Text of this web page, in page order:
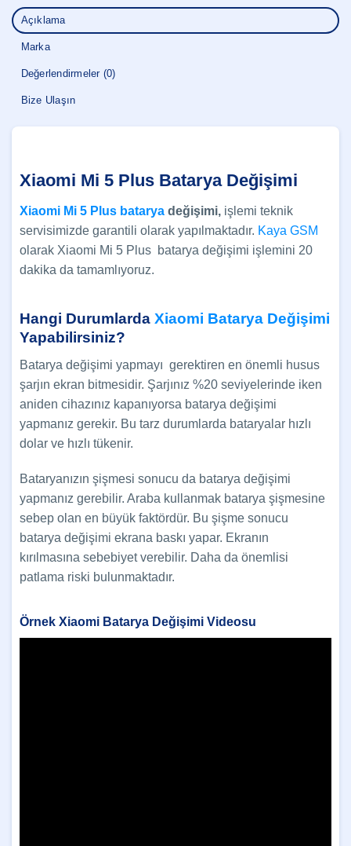
Açıklama
Marka
Değerlendirmeler (0)
Bize Ulaşın
Xiaomi Mi 5 Plus Batarya Değişimi
Xiaomi Mi 5 Plus batarya değişimi, işlemi teknik
servisimizde garantili olarak yapılmaktadır. Kaya GSM
olarak Xiaomi Mi 5 Plus batarya değişimi işlemini 20
dakika da tamamlıyoruz.
Hangi Durumlarda Xiaomi Batarya Değişimi
Yapabilirsiniz?
Batarya değişimi yapmayı gerektiren en önemli husus
şarjın ekran bitmesidir. Şarjınız %20 seviyelerinde iken
aniden cihazınız kapanıyorsa batarya değişimi
yapmanız gerekir. Bu tarz durumlarda bataryalar hızlı
dolar ve hızlı tükenir.
Bataryanızın şişmesi sonucu da batarya değişimi
yapmanız gerebilir. Araba kullanmak batarya şişmesine
sebep olan en büyük faktördür. Bu şişme sonucu
batarya değişimi ekrana baskı yapar. Ekranın
kırılmasına sebebiyet verebilir. Daha da önemlisi
patlama riski bulunmaktadır.
Örnek Xiaomi Batarya Değişimi Videosu